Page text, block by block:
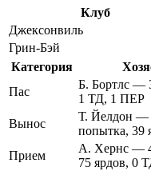
Клуб
Джексонвиль
Грин-Бэй
Категория
Пас
Б. Бортлс —
1 ТД, 1 ПЕР
Вынос
Т. Йелдон —
попытка, 39
Прием
А. Хернс —
75 ярдов, 0